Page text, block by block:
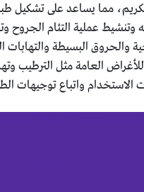
مما يساعد على تشكيل
عملية التئام الجروح
والحروق البسيطة والتهابات
العامة مثل الترطيب
الاستخدام واتباع توجيهات